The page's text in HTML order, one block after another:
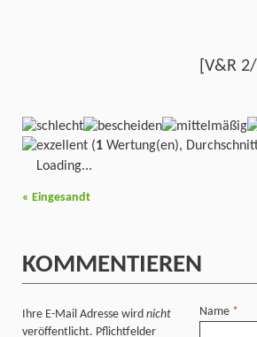
[V&R
(1 Wertung(en),
Loading...
« Eingesandt
KOMMENTIEREN
Ihre E-Mail Adresse wird nicht
veröffentlicht. Pflichtfelder
Name *